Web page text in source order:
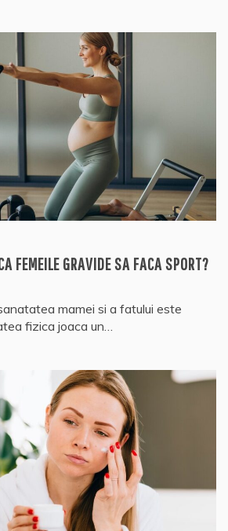
FEMEILE GRAVIDE SA FACA SPORT?
mamei si a fatului este
fizica joaca un…